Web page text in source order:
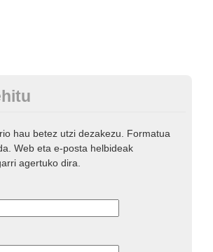
hau betez utzi dezakezu. Formatua
Web eta e-posta helbideak
agertuko dira.